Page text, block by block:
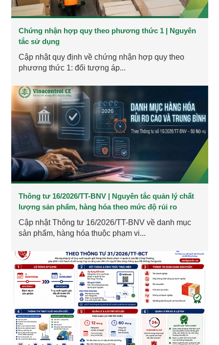
Chứng nhận hợp quy theo phương thức 1 | Nguyên
tắc sử dụng
Cập nhật quy định về chứng nhận hợp quy theo
phương thức 1: đối tượng áp...
Thông tư 16/2026/TT-BNV | Nguyên tắc quản lý chất
lượng sản phẩm, hàng hóa theo mức độ rủi ro
Cập nhật Thông tư 16/2026/TT-BNV về danh mục
sản phẩm, hàng hóa thuộc phạm vi...